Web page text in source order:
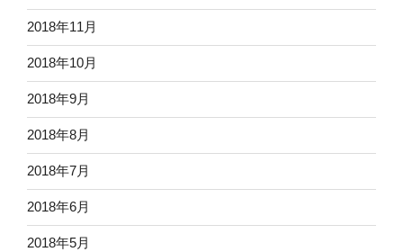
2018年11月
2018年10月
2018年9月
2018年8月
2018年7月
2018年6月
2018年5月